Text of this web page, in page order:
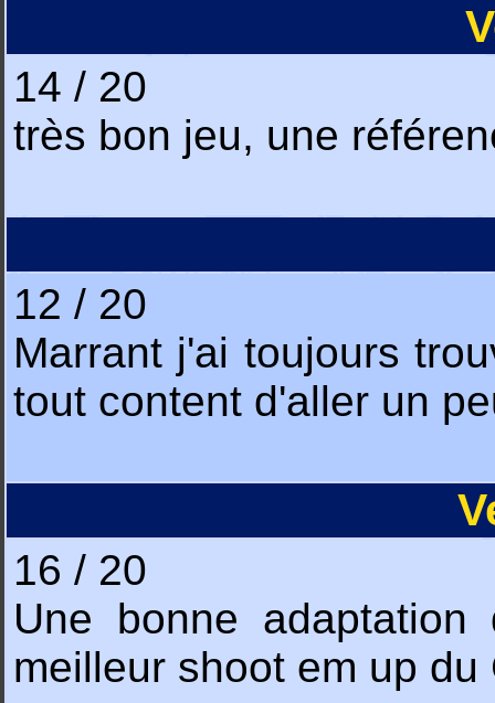
14 / 20
très bon jeu, une
12 / 20
Marrant j'ai toujours
tout content d'aller un
16 / 20
Une bonne
meilleur shoot em up